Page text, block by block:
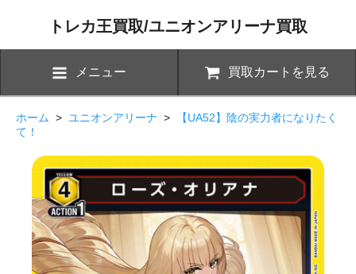
トレカ王買取/ユニオンアリーナ買取
メニュー 買取カートを見る
ホーム > ユニオンアリーナ >
【UA52】陰の実力者になりたく
て！